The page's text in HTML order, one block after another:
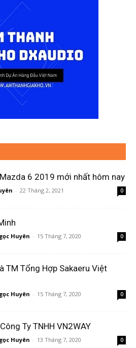
6 2019 mới nhất hôm nay
- 22 Tháng 2, 2021 0
Huyên - 15 Tháng 7, 2020 0
TM Tổng Hợp Sakaeru Việt
Huyên - 15 Tháng 7, 2020 0
Ty TNHH VN2WAY
Huyên - 13 Tháng 7, 2020 0